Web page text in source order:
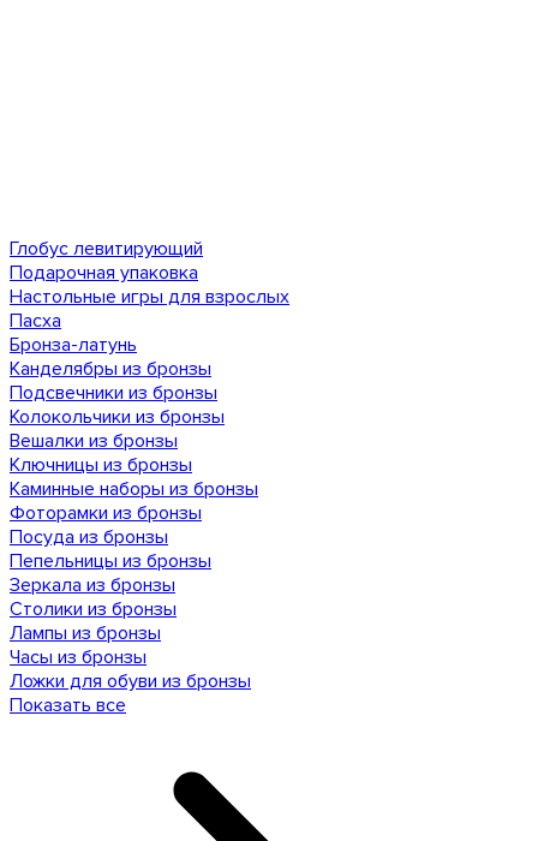
Глобус левитирующий
Подарочная упаковка
Настольные игры для взрослых
Пасха
Бронза-латунь
Канделябры из бронзы
Подсвечники из бронзы
Колокольчики из бронзы
Вешалки из бронзы
Ключницы из бронзы
Каминные наборы из бронзы
Фоторамки из бронзы
Посуда из бронзы
Пепельницы из бронзы
Зеркала из бронзы
Столики из бронзы
Лампы из бронзы
Часы из бронзы
Ложки для обуви из бронзы
Показать все